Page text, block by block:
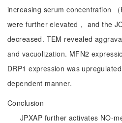
increasing serum concentration
were further elevated， and the
decreased. TEM revealed
and vacuolization. MFN2
DRP1 expression was
dependent manner.
Conclusion
JPXAP further activates NO-